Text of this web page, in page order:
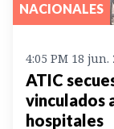
NACIONALES
4:05 PM 18 jun.
ATIC
vinculados
hospitales